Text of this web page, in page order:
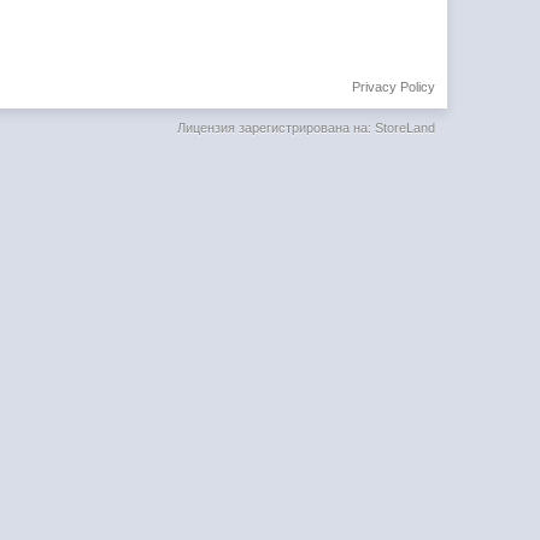
Privacy Policy
Лицензия зарегистрирована на: StoreLand